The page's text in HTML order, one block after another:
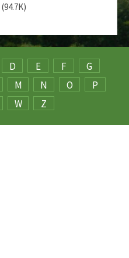
(94.7K)
D E F
G
M N O
P
W Z